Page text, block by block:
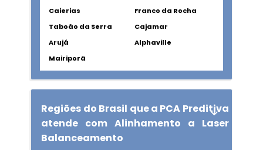
Caierias
Franco da Rocha
Taboão da Serra
Cajamar
Arujá
Alphaville
Mairiporã
Regiões do Brasil que a PCA Preditiva
atende com Alinhamento a Laser
Balanceamento